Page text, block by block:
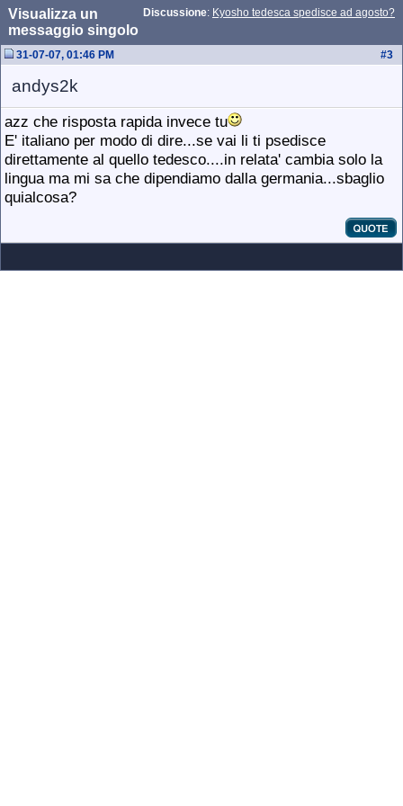
Discussione: Kyosho tedesca spedisce ad agosto?
Visualizza un
messaggio singolo
#3
31-07-07, 01:46 PM
andys2k
azz che risposta rapida invece tu
E' italiano per modo di dire...se vai li ti psedisce
direttamente al quello tedesco....in relata' cambia solo la
lingua ma mi sa che dipendiamo dalla germania...sbaglio
quialcosa?